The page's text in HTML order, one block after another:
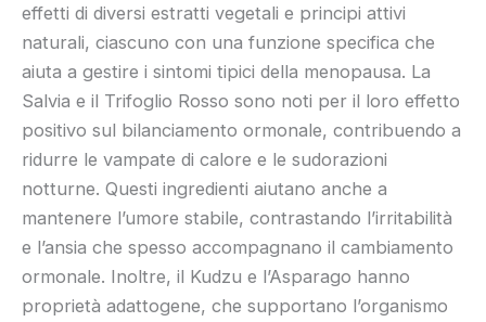
effetti di diversi estratti vegetali e principi attivi
naturali, ciascuno con una funzione specifica che
aiuta a gestire i sintomi tipici della menopausa. La
Salvia e il Trifoglio Rosso sono noti per il loro effetto
positivo sul bilanciamento ormonale, contribuendo a
ridurre le vampate di calore e le sudorazioni
notturne. Questi ingredienti aiutano anche a
mantenere l’umore stabile, contrastando l’irritabilità
e l’ansia che spesso accompagnano il cambiamento
ormonale. Inoltre, il Kudzu e l’Asparago hanno
proprietà adattogene, che supportano l’organismo